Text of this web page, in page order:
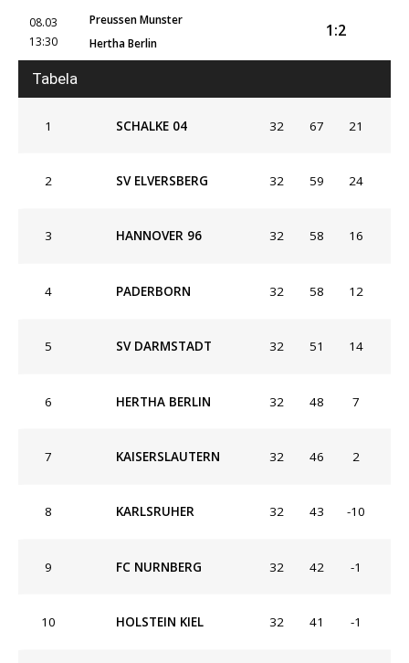
08.03
13:30
Preussen Munster
Hertha Berlin
1:2
Tabela
1 SCHALKE 04 32 67 21
2 SV ELVERSBERG 32 59 24
3 HANNOVER 96 32 58 16
4 PADERBORN 32 58 12
5 SV DARMSTADT 32 51 14
6 HERTHA BERLIN 32 48 7
7 KAISERSLAUTERN 32 46 2
8 KARLSRUHER 32 43 -10
9 FC NURNBERG 32 42 -1
10 HOLSTEIN KIEL 32 41 -1